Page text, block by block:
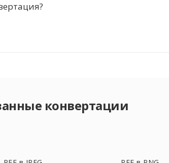
конвертации